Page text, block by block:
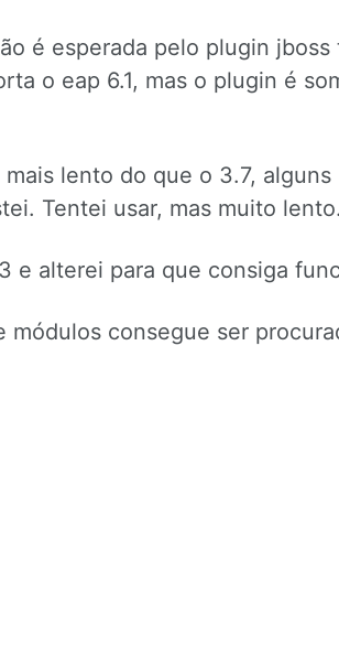
é esperada pelo plugin
o eap 6.1, mas o plugin é
lento do que o 3.7,
Tentei usar, mas muito
alterei para que consiga
consegue ser